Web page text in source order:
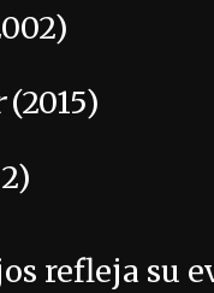
(2015)
refleja su